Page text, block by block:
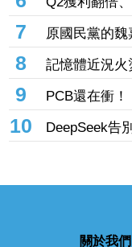
新高 9月IFA
7
原國民黨的
壓當花蓮市
8
記憶體近況
旺宏獲投入近
9
PCB還在衝
停 台燿連5
10
DeepSeek告
商業化邁入新
關於我們